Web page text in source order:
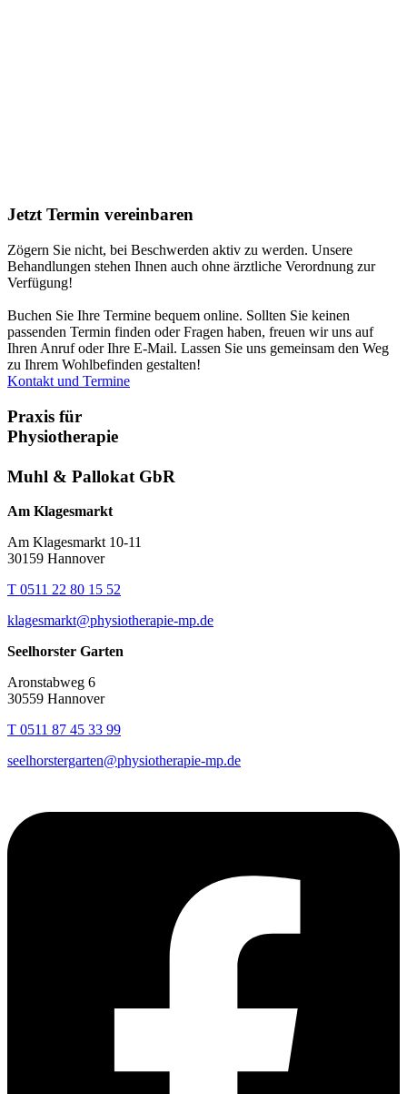
Jetzt Termin vereinbaren
Zögern Sie nicht, bei Beschwerden aktiv zu werden. Unsere
Behandlungen stehen Ihnen auch ohne ärztliche Verordnung zur
Verfügung!
Buchen Sie Ihre Termine bequem online. Sollten Sie keinen
passenden Termin finden oder Fragen haben, freuen wir uns auf
Ihren Anruf oder Ihre E-Mail. Lassen Sie uns gemeinsam den Weg
zu Ihrem Wohlbefinden gestalten!
Kontakt und Termine
Praxis für
Physiotherapie
Muhl & Pallokat GbR
Am Klagesmarkt
Am Klagesmarkt 10-11
30159 Hannover
T 0511 22 80 15 52
klagesmarkt@physiotherapie-mp.de
Seelhorster Garten
Aronstabweg 6
30559 Hannover
T 0511 87 45 33 99
seelhorstergarten@physiotherapie-mp.de